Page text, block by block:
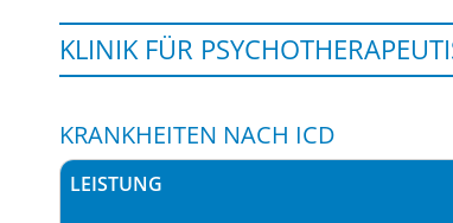
KLINIK FÜR
KRANKHEITEN NACH ICD
LEISTUNG